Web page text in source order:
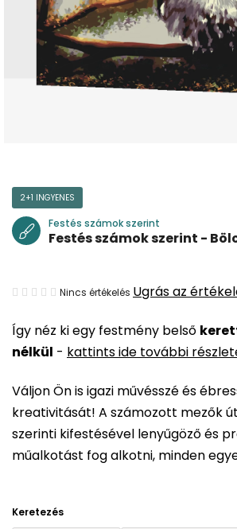
Így néz ki egy festmény belső
nélkül - kattints ide további
Váljon Ön is igazi művésszé és
kreativitását! A számozott mezők
szerinti kifestésével lenyűgöző és
műalkotást fog alkotni, minden
Keretezés
2+1 INGYENES
Festés számok szerint
Festés számok szerint -
A
átlagos
értékelése
ből
0,0
csillag.
Nincs értékelés Ugrás az